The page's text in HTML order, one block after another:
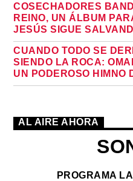
COSECHADORES
REINO, UN ÁLBUM
JESÚS SIGUE
CUANDO TODO SE
SIENDO LA ROCA:
UN PODEROSO HIMNO
AL AIRE AHORA
PROGRAMA